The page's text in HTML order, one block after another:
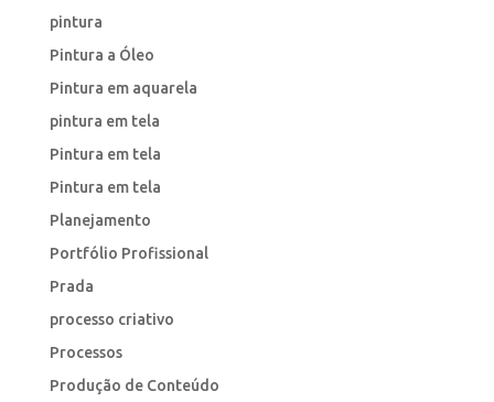
pintura
Pintura a Óleo
Pintura em aquarela
pintura em tela
Pintura em tela
Pintura em tela
Planejamento
Portfólio Profissional
Prada
processo criativo
Processos
Produção de Conteúdo